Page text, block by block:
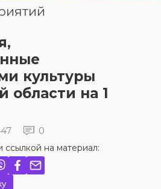
культуры
области на 1
0
ссылкой на материал: